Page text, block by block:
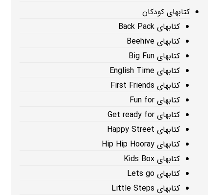
کتابهای کودکان
کتابهای Back Pack
کتابهای Beehive
کتابهای Big Fun
کتابهای English Time
کتابهای First Friends
کتابهای Fun for
کتابهای Get ready for
کتابهای Happy Street
کتابهای Hip Hip Hooray
کتابهای Kids Box
کتابهای Lets go
کتابهای Little Steps